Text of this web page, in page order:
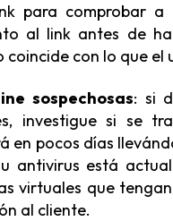
para comprobar
al link antes de
con lo que el
sospechosas: si
investigue si se
en pocos días
antivirus está
virtuales que
al cliente.